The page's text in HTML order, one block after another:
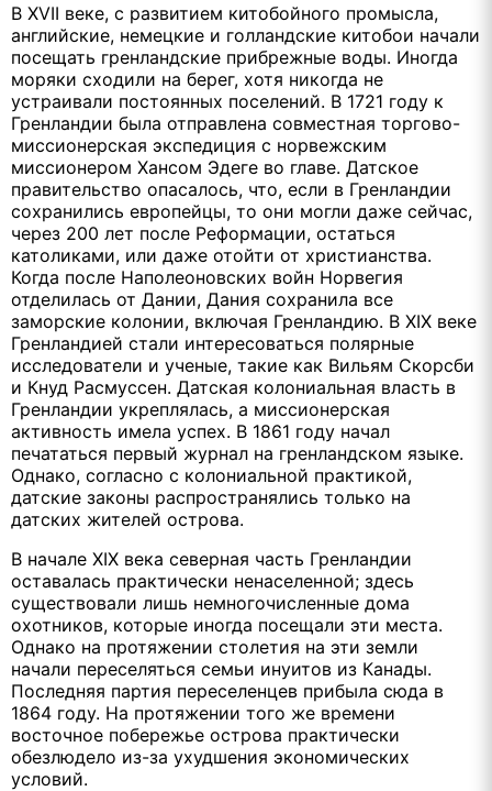
В XVII веке, с развитием китобойного промысла,
английские, немецкие и голландские китобои начали
посещать гренландские прибрежные воды. Иногда
моряки сходили на берег, хотя никогда не
устраивали постоянных поселений. В 1721 году к
Гренландии была отправлена совместная торгово-
миссионерская экспедиция с норвежским
миссионером Хансом Эдеге во главе. Датское
правительство опасалось, что, если в Гренландии
сохранились европейцы, то они могли даже сейчас,
через 200 лет после Реформации, остаться
католиками, или даже отойти от христианства.
Когда после Наполеоновских войн Норвегия
отделилась от Дании, Дания сохранила все
заморские колонии, включая Гренландию. В XIX веке
Гренландией стали интересоваться полярные
исследователи и ученые, такие как Вильям Скорсби
и Кнуд Расмуссен. Датская колониальная власть в
Гренландии укреплялась, а миссионерская
активность имела успех. В 1861 году начал
печататься первый журнал на гренландском языке.
Однако, согласно с колониальной практикой,
датские законы распространялись только на
датских жителей острова.
В начале XIX века северная часть Гренландии
оставалась практически ненаселенной; здесь
существовали лишь немногочисленные дома
охотников, которые иногда посещали эти места.
Однако на протяжении столетия на эти земли
начали переселяться семьи инуитов из Канады.
Последняя партия переселенцев прибыла сюда в
1864 году. На протяжении того же времени
восточное побережье острова практически
обезлюдело из-за ухудшения экономических
условий.